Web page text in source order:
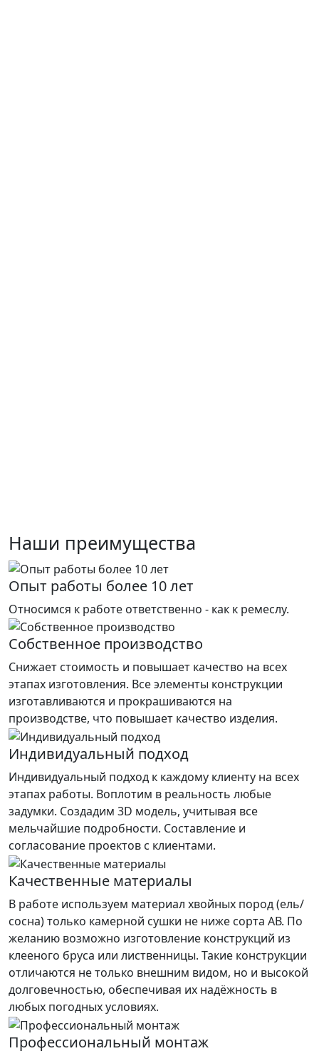
Наши преимущества
Опыт работы более 10 лет
Относимся к работе ответственно - как к ремеслу.
Собственное производство
Снижает стоимость и повышает качество на всех
этапах изготовления. Все элементы конструкции
изготавливаются и прокрашиваются на
производстве, что повышает качество изделия.
Индивидуальный подход
Индивидуальный подход к каждому клиенту на всех
этапах работы. Воплотим в реальность любые
задумки. Создадим 3D модель, учитывая все
мельчайшие подробности. Составление и
согласование проектов с клиентами.
Качественные материалы
В работе используем материал хвойных пород (ель/
сосна) только камерной сушки не ниже сорта АВ. По
желанию возможно изготовление конструкций из
клееного бруса или лиственницы. Такие конструкции
отличаются не только внешним видом, но и высокой
долговечностью, обеспечивая их надёжность в
любых погодных условиях.
Профессиональный монтаж